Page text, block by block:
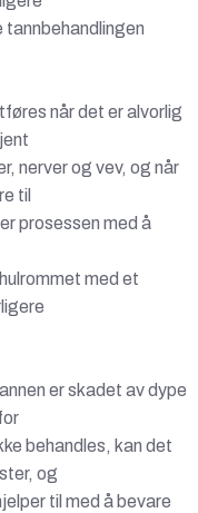
tannbehandlingen
når det er alvorlig
nerver og vev, og når
til
prosessen med å
med et
er skadet av dype
behandles, kan det
og
til med å bevare